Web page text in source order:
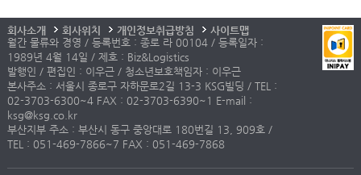
회사소개 회사위치 개인정보취급방침
사이트맵
월간 물류와 경영 / 등록번호 : 종로 라 00104 / 등록일자 :
1989년 4월 14일 / 제호 : Biz&Logistics
발행인 / 편집인 : 이우근 / 청소년보호책임자 : 이우근
본사주소 : 서울시 종로구 자하문로2길 13-3 KSG빌딩 / TEL :
02-3703-6300~4 FAX : 02-3703-6390~1 E-mail :
ksg@ksg.co.kr
부산지부 주소 : 부산시 동구 중앙대로 180번길 13, 909호 /
TEL : 051-469-7866~7 FAX : 051-469-7868